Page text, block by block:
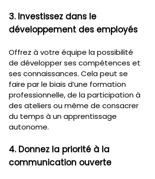
3. Investissez dans le
développement des employés
Offrez à votre équipe la possibilité
de développer ses compétences et
ses connaissances. Cela peut se
faire par le biais d’une formation
professionnelle, de la participation à
des ateliers ou même de consacrer
du temps à un apprentissage
autonome.
4. Donnez la priorité à la
communication ouverte